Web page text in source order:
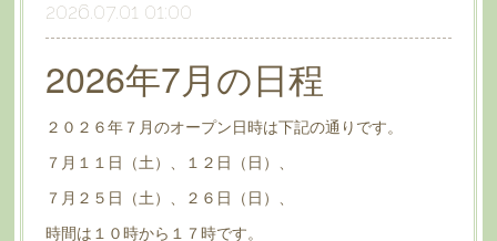
2026.07.01 01:00
2026年7月の日程
２０２６年７月のオープン日時は下記の通りです。
７月１１日（土）、１２日（日）、
７月２５日（土）、２６日（日）、
時間は１０時から１７時です。